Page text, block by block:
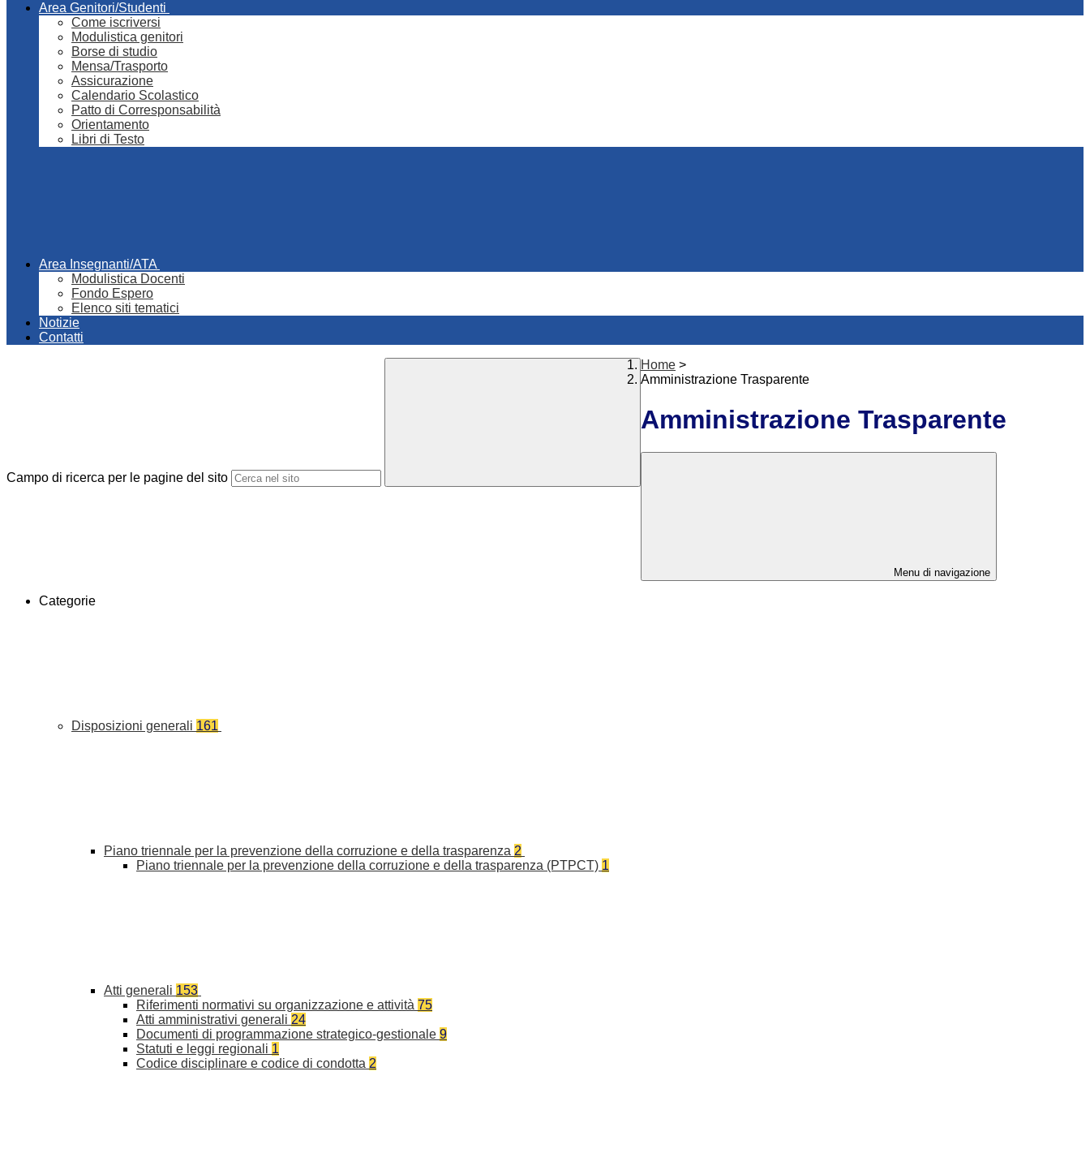
Area Genitori/Studenti
Come iscriversi
Modulistica genitori
Borse di studio
Mensa/Trasporto
Assicurazione
Calendario Scolastico
Patto di Corresponsabilità
Orientamento
Libri di Testo
Area Insegnanti/ATA
Modulistica Docenti
Fondo Espero
Elenco siti tematici
Notizie
Contatti
Campo di ricerca per le pagine del sito
Home >
Amministrazione Trasparente
Amministrazione Trasparente
Menu di navigazione
Categorie
Disposizioni generali 161
Piano triennale per la prevenzione della corruzione e della trasparenza 2
Piano triennale per la prevenzione della corruzione e della trasparenza (PTPCT) 1
Atti generali 153
Riferimenti normativi su organizzazione e attività 75
Atti amministrativi generali 24
Documenti di programmazione strategico-gestionale 9
Statuti e leggi regionali 1
Codice disciplinare e codice di condotta 2